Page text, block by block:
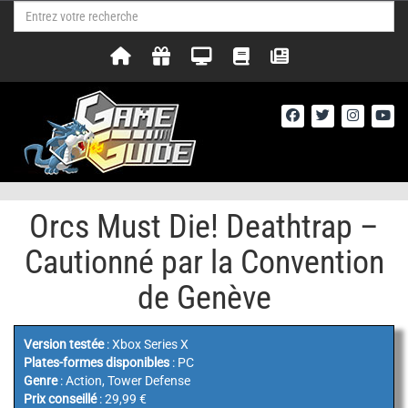
Orcs Must Die! Deathtrap –
Cautionné par la Convention
de Genève
Version testée: Xbox Series X
Plates-formes disponibles : PC
Genre: Action, Tower Defense
Prix conseillé: 29,99 €